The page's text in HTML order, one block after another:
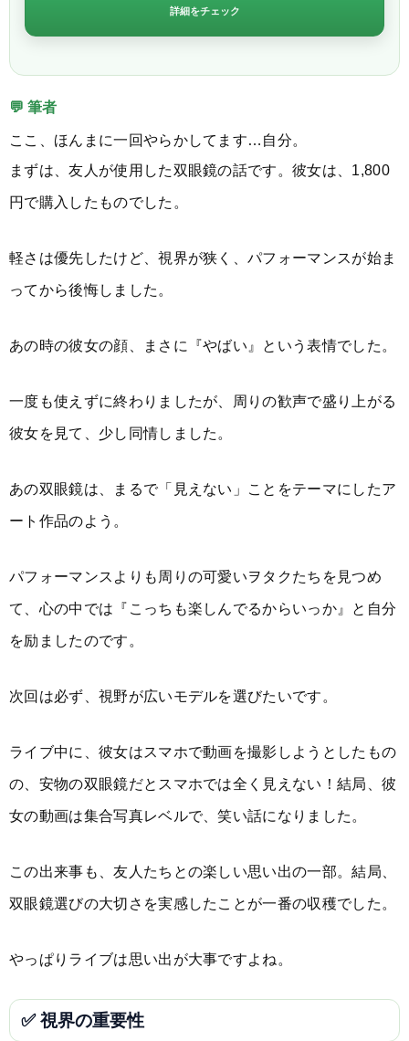
詳細をチェック
💬 筆者
ここ、ほんまに一回やらかしてます…自分。
まずは、友人が使用した双眼鏡の話です。彼女は、1,800
円で購入したものでした。
軽さは優先したけど、視界が狭く、パフォーマンスが始ま
ってから後悔しました。
あの時の彼女の顔、まさに『やばい』という表情でした。
一度も使えずに終わりましたが、周りの歓声で盛り上がる
彼女を見て、少し同情しました。
あの双眼鏡は、まるで「見えない」ことをテーマにしたア
ート作品のよう。
パフォーマンスよりも周りの可愛いヲタクたちを見つめ
て、心の中では『こっちも楽しんでるからいっか』と自分
を励ましたのです。
次回は必ず、視野が広いモデルを選びたいです。
ライブ中に、彼女はスマホで動画を撮影しようとしたもの
の、安物の双眼鏡だとスマホでは全く見えない！結局、彼
女の動画は集合写真レベルで、笑い話になりました。
この出来事も、友人たちとの楽しい思い出の一部。結局、
双眼鏡選びの大切さを実感したことが一番の収穫でした。
やっぱりライブは思い出が大事ですよね。
✅ 視界の重要性